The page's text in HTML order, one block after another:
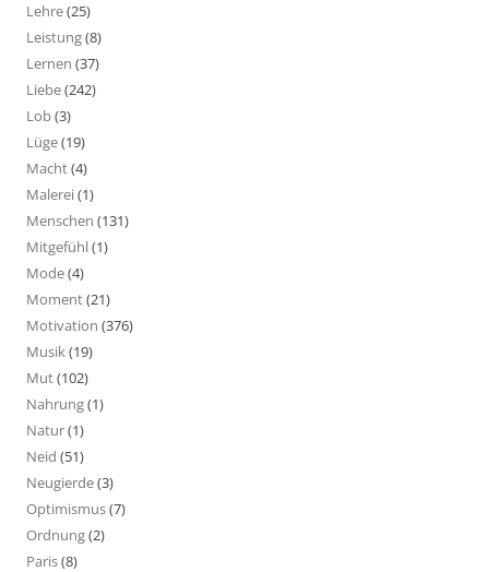
Lehre(25)
Leistung(8)
Lernen (37)
Liebe(242)
Lob(3)
Lüge(19)
Macht(4)
Malerei(1)
Menschen (131)
Mitgefühl(1)
Mode(4)
Moment(21)
Motivation (376)
Musik(19)
Mut(102)
Nahrung(1)
Natur(1)
Neid (51)
Neugierde(3)
Optimismus(7)
Ordnung(2)
Paris(8)